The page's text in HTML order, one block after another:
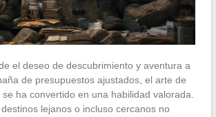
el deseo de descubrimiento y aventura a
de presupuestos ajustados, el arte de
ha convertido en una habilidad valorada.
lejanos o incluso cercanos no